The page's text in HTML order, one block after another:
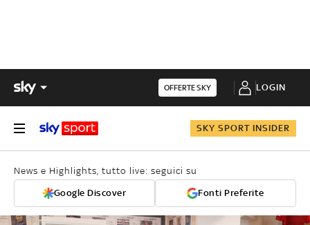
OFFERTE SKY LOGIN
SKY SPORT INSIDER
News e Highlights, tutto live: seguici su
Google Discover Fonti Preferite